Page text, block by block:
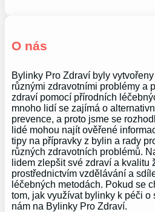
O nás
Bylinky Pro Zdraví byly
různými zdravotními problémy a
zdraví pomocí přírodních
mnoho lidí se zajímá o
prevence, a proto jsme se
lidé mohou najít ověřené
tipy na přípravky z bylin a rady
různých zdravotních problémů.
lidem zlepšit své zdraví a kvalitu
prostřednictvím vzdělávání a
léčebných metodách. Pokud se
tom, jak využívat bylinky k péči o
nám na Bylinky Pro Zdraví.